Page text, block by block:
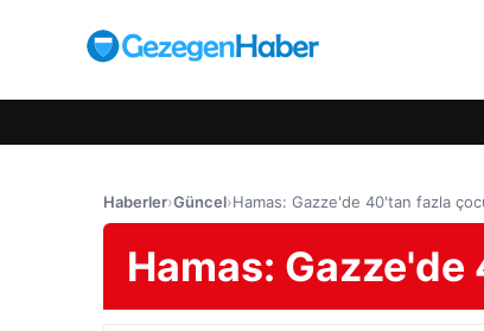
Haberler›Güncel›Hamas: Gazze'de 40'tan fazla
Hamas: